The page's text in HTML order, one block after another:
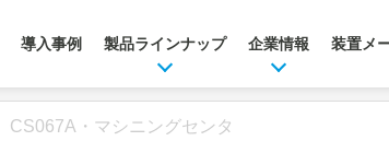
導入事例 製品ラインナップ 企業情報 装置メ